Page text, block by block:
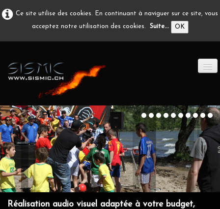
Ce site utilise des cookies. En continuant à naviguer sur ce site, vous
acceptez notre utilisation des cookies. Suite... OK
ACCUEIL
PRODUCTION A/V
DÉVELOPPEMENT
EN IMAGE
CONTACT
Réalisation audio visuel adaptée à votre budget,